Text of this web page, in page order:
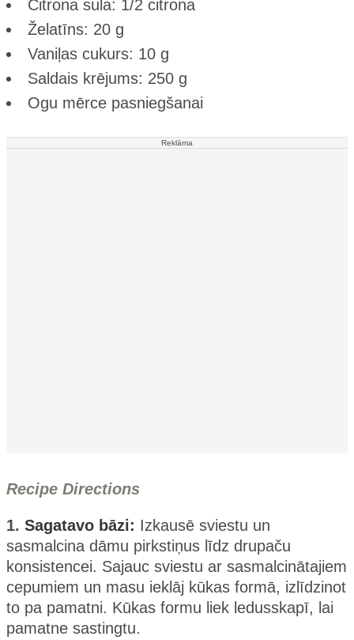
Citrona sula: 1/2 citrona
Želatīns: 20 g
Vaniļas cukurs: 10 g
Saldais krējums: 250 g
Ogu mērce pasniegšanai
Reklāma
Recipe Directions
1. Sagatavo bāzi: Izkausē sviestu un
sasmalcina dāmu pirkstiņus līdz drupaču
konsistencei. Sajauc sviestu ar sasmalcinātajiem
cepumiem un masu ieklāj kūkas formā, izlīdzinot
to pa pamatni. Kūkas formu liek ledusskapī, lai
pamatne sastingtu.